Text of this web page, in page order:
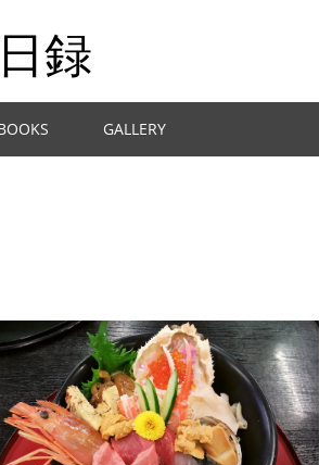
録
GALLERY